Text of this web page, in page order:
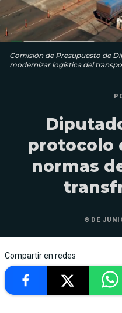
Comisión de Presupuesto de
modernizar logística del
protocolo
normas
8 DE
Compartir en redes